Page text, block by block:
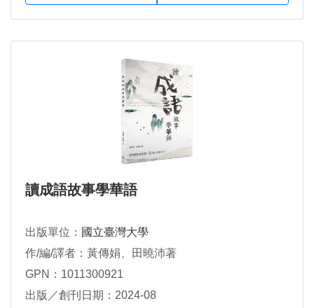
讀成語故事學華語
出版單位： 國立臺灣大學
作/編/譯者：黃傳娟、田曉沛著
GPN：1011300921
出版／創刊日期：2024-08